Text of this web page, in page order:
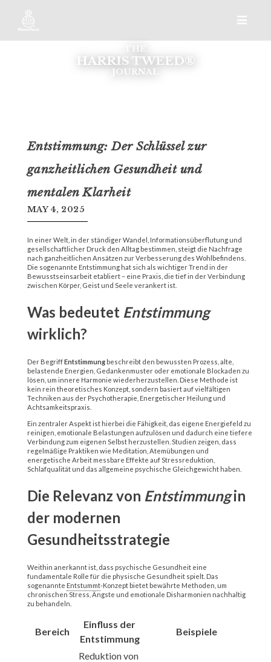
THE
HARRIS TWEED®
JOURNAL
Entstimmung: Der Schlüssel zur
ganzheitlichen Gesundheit und
mentalen Klarheit
MAY 4, 2025
In einer Welt, in der ständiger Wandel, Informationsüberflutung und
gesellschaftlicher Druck den Alltag bestimmen, steigt die Nachfrage
nach ganzheitlichen Ansätzen zur Verbesserung des Wohlbefindens.
Die sogenannte Entstimmunghat sich als wichtiger Trend in der
Bewusstseinsarbeit etabliert – eine Praxis, die tief in der Verbindung
zwischen Körper, Geist und Seele verankert ist.
Was bedeutet Entstimmung
wirklich?
Der BegriffEntstimmungbeschreibt den bewussten Prozess, alte,
belastende Energien, Gedankenmuster oder emotionale Blockaden zu
lösen, um innere Harmonie wiederherzustellen. Diese Methode ist
kein rein theoretisches Konzept, sondern basiert auf vielfältigen
Techniken aus der Psychotherapie, Energetischer Heilung und
Achtsamkeitspraxis.
Ein zentraler Aspekt ist hierbei die Fähigkeit, das eigene Energiefeld zu
reinigen, emotionale Belastungen aufzulösen und dadurch eine tiefere
Verbindung zum eigenen Selbst herzustellen. Studien zeigen, dass
regelmäßige Praktiken wie Meditation, Atemübungen und
energetische Arbeit messbare Effekte auf Stressreduktion,
Schlafqualität und das allgemeine psychische Gleichgewicht haben.
Die Relevanz von Entstimmungin
der modernen
Gesundheitsstrategie
Weithin anerkannt ist, dass psychische Gesundheit eine
fundamentale Rolle für die physische Gesundheit spielt. Das
sogenannte Entstummt-Konzept bietet bewährte Methoden, um
chronischen Stress, Ängste und emotionale Disharmonien nachhaltig
zu behandeln.
Bereich
Einfluss der
Entstimmung
Beispiele
Reduktion von